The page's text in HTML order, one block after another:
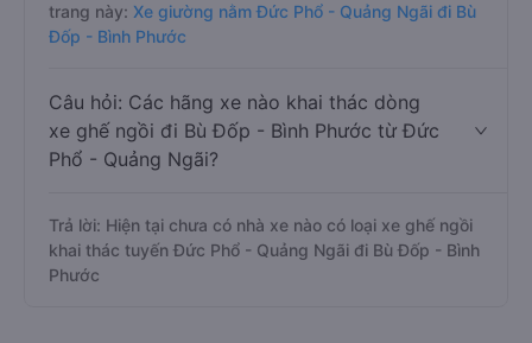
trang này: Xe giường nằm Đức Phổ - Quảng Ngãi đi Bù
Đốp - Bình Phước
Câu hỏi: Các hãng xe nào khai thác dòng
xe ghế ngồi đi Bù Đốp - Bình Phước từ Đức
Phổ - Quảng Ngãi?
Trả lời: Hiện tại chưa có nhà xe nào có loại xe ghế ngồi
khai thác tuyến Đức Phổ - Quảng Ngãi đi Bù Đốp - Bình
Phước